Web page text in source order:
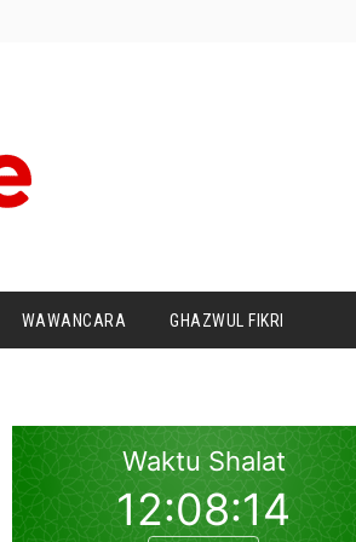
WAWANCARA GHAZWUL FIKRI
PANDANG SILATURRAHIM